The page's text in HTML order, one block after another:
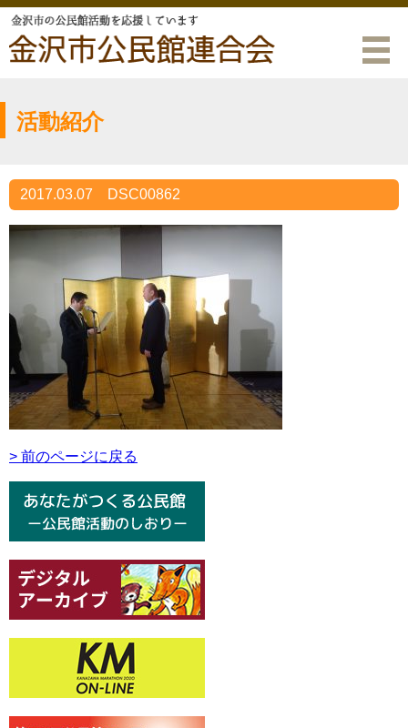
活動紹介
2017.03.07 DSC00862
> 前のページに戻る